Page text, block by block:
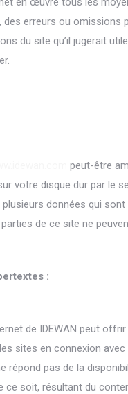
erreurs ou omissions
du site qu’il jugerait
peut-être
votre disque dur par le
données qui
de ce site ne
:
de IDEWAN peut
sites en connexion
répond pas de la
ce soit, résultant du